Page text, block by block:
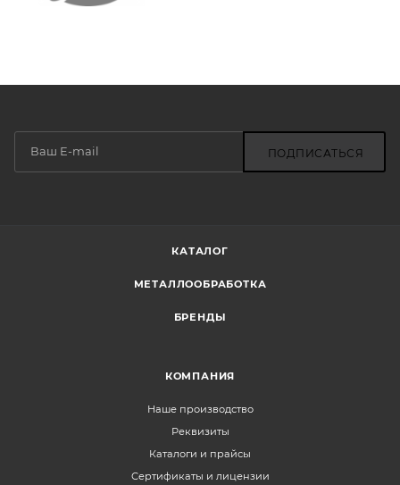
ПОДПИСАТЬСЯ
КАТАЛОГ
МЕТАЛЛООБРАБОТКА
БРЕНДЫ
КОМПАНИЯ
Наше производство
Реквизиты
Каталоги и прайсы
Сертификаты и лицензии